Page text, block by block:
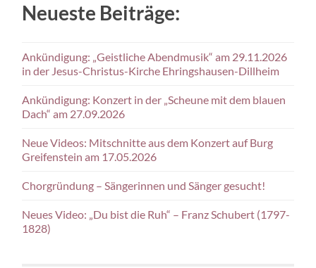
Neueste Beiträge:
Ankündigung: „Geistliche Abendmusik“ am 29.11.2026
in der Jesus-Christus-Kirche Ehringshausen-Dillheim
Ankündigung: Konzert in der „Scheune mit dem blauen
Dach“ am 27.09.2026
Neue Videos: Mitschnitte aus dem Konzert auf Burg
Greifenstein am 17.05.2026
Chorgründung – Sängerinnen und Sänger gesucht!
Neues Video: „Du bist die Ruh“ – Franz Schubert (1797-
1828)